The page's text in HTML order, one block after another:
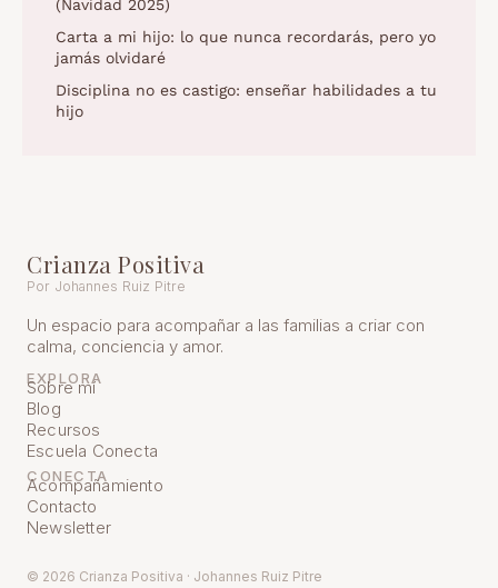
(Navidad 2025)
Carta a mi hijo: lo que nunca recordarás, pero yo
jamás olvidaré
Disciplina no es castigo: enseñar habilidades a tu
hijo
Crianza Positiva
Por Johannes Ruiz Pitre
Un espacio para acompañar a las familias a criar con
calma, conciencia y amor.
EXPLORA
Sobre mí
Blog
Recursos
Escuela Conecta
CONECTA
Acompañamiento
Contacto
Newsletter
© 2026 Crianza Positiva · Johannes Ruiz Pitre